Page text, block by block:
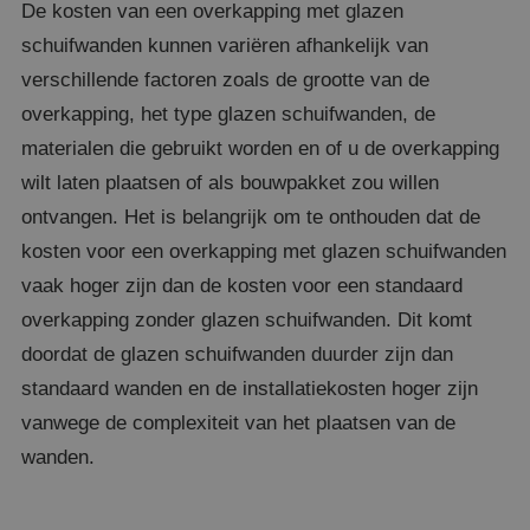
De kosten van een overkapping met glazen
schuifwanden kunnen variëren afhankelijk van
verschillende factoren zoals de grootte van de
overkapping, het type glazen schuifwanden, de
materialen die gebruikt worden en of u de overkapping
wilt laten plaatsen of als bouwpakket zou willen
ontvangen. Het is belangrijk om te onthouden dat de
kosten voor een overkapping met glazen schuifwanden
vaak hoger zijn dan de kosten voor een standaard
overkapping zonder glazen schuifwanden. Dit komt
doordat de glazen schuifwanden duurder zijn dan
standaard wanden en de installatiekosten hoger zijn
vanwege de complexiteit van het plaatsen van de
wanden.
.calendly.com
Google Privacy Policy